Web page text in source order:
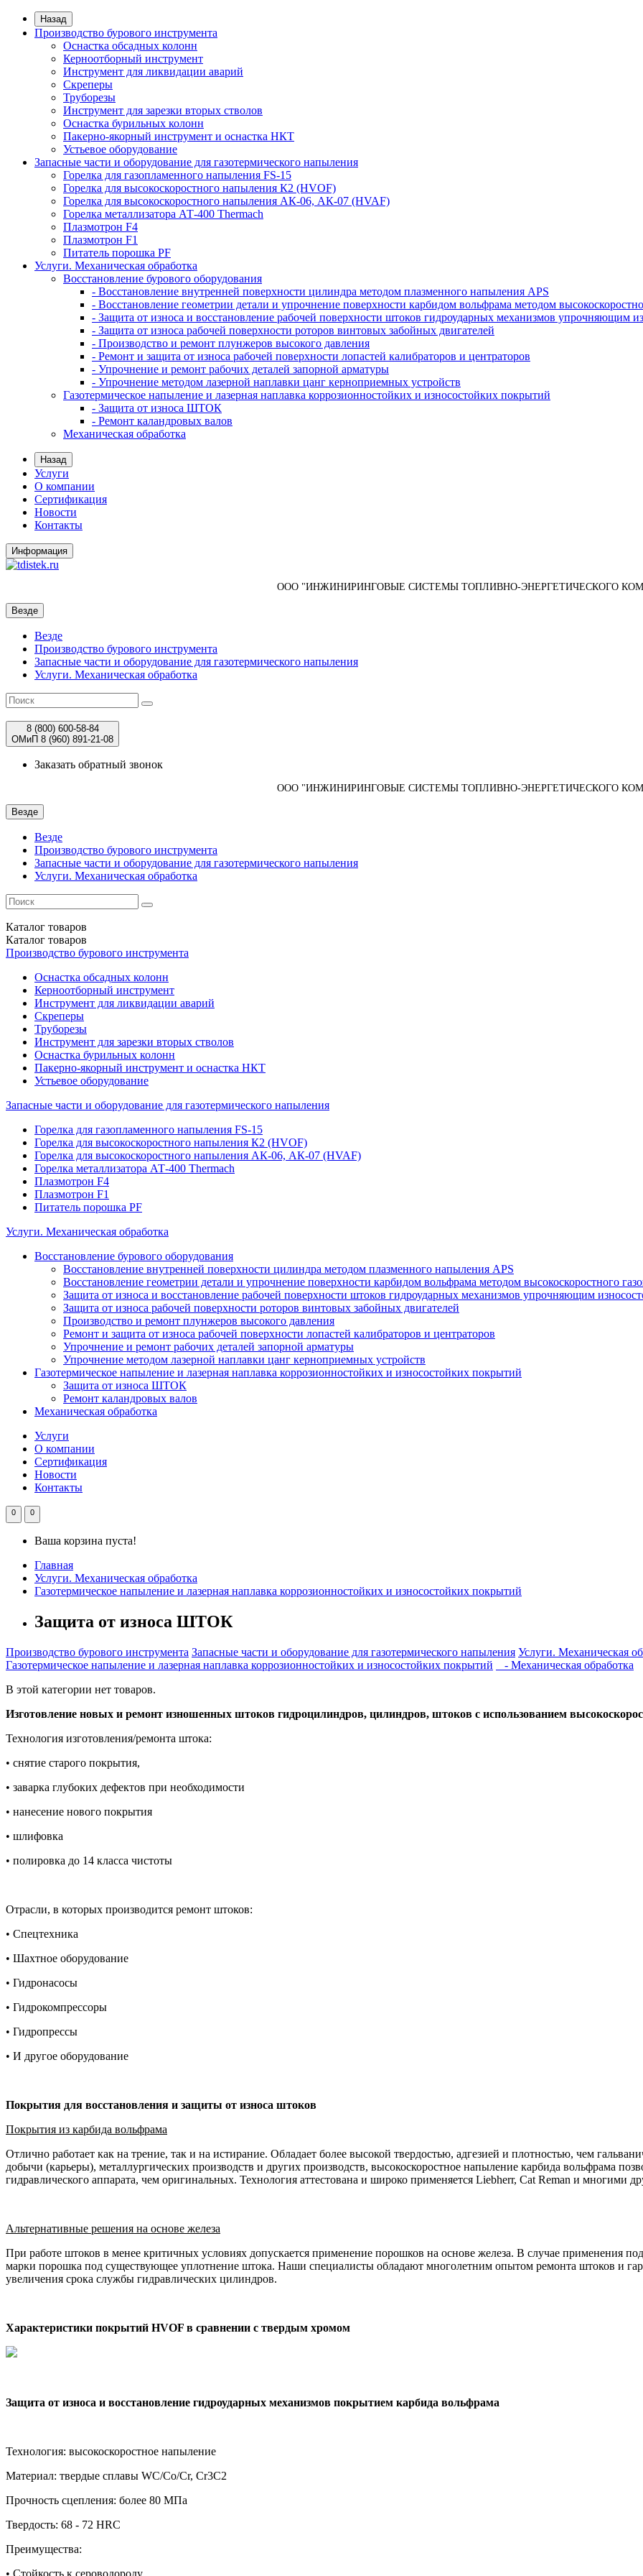
Назад
Производство бурового инструмента
Оснастка обсадных колонн
Керноотборный инструмент
Инструмент для ликвидации аварий
Скреперы
Труборезы
Инструмент для зарезки вторых стволов
Оснастка бурильных колонн
Пакерно-якорный инструмент и оснастка НКТ
Устьевое оборудование
Запасные части и оборудование для газотермического напыления
Горелка для газопламенного напыления FS-15
Горелка для высокоскоростного напыления К2 (HVOF)
Горелка для высокоскоростного напыления АК-06, АК-07 (HVAF)
Горелка металлизатора АТ-400 Thermach
Плазмотрон F4
Плазмотрон F1
Питатель порошка PF
Услуги. Механическая обработка
Восстановление бурового оборудования
- Восстановление внутренней поверхности цилиндра методом плазменного напыления APS
- Восстановление геометрии детали и упрочнение поверхности карбидом вольфрама методом
- Защита от износа и восстановление рабочей поверхности штоков гидроударных механизмов упрочняющим
- Защита от износа рабочей поверхности роторов винтовых забойных двигателей
- Производство и ремонт плунжеров высокого давления
- Ремонт и защита от износа рабочей поверхности лопастей калибраторов и центраторов
- Упрочнение и ремонт рабочих деталей запорной арматуры
- Упрочнение методом лазерной наплавки цанг керноприемных устройств
Газотермическое напыление и лазерная наплавка коррозионностойких и износостойких покрытий
- Защита от износа ШТОК
- Ремонт каландровых валов
Механическая обработка
Назад
Услуги
О компании
Сертификация
Новости
Контакты
Информация
ООО "ИНЖИНИРИНГОВЫЕ СИСТЕМЫ ТОПЛИВНО-ЭНЕРГЕТИЧЕСКОГО
Везде
Везде
Производство бурового инструмента
Запасные части и оборудование для газотермического напыления
Услуги. Механическая обработка
8 (800) 600-58-84
ОМиП 8 (960) 891-21-08
Заказать обратный звонок
ООО "ИНЖИНИРИНГОВЫЕ СИСТЕМЫ ТОПЛИВНО-ЭНЕРГЕТИЧЕСКОГО
Везде
Везде
Производство бурового инструмента
Запасные части и оборудование для газотермического напыления
Услуги. Механическая обработка
Каталог товаров
Каталог товаров
Производство бурового инструмента
Оснастка обсадных колонн
Керноотборный инструмент
Инструмент для ликвидации аварий
Скреперы
Труборезы
Инструмент для зарезки вторых стволов
Оснастка бурильных колонн
Пакерно-якорный инструмент и оснастка НКТ
Устьевое оборудование
Запасные части и оборудование для газотермического напыления
Горелка для газопламенного напыления FS-15
Горелка для высокоскоростного напыления К2 (HVOF)
Горелка для высокоскоростного напыления АК-06, АК-07 (HVAF)
Горелка металлизатора АТ-400 Thermach
Плазмотрон F4
Плазмотрон F1
Питатель порошка PF
Услуги. Механическая обработка
Восстановление бурового оборудования
Восстановление внутренней поверхности цилиндра методом плазменного напыления APS
Восстановление геометрии детали и упрочнение поверхности карбидом вольфрама методом высокоскоростного
Защита от износа и восстановление рабочей поверхности штоков гидроударных механизмов упрочняющим
Защита от износа рабочей поверхности роторов винтовых забойных двигателей
Производство и ремонт плунжеров высокого давления
Ремонт и защита от износа рабочей поверхности лопастей калибраторов и центраторов
Упрочнение и ремонт рабочих деталей запорной арматуры
Упрочнение методом лазерной наплавки цанг керноприемных устройств
Газотермическое напыление и лазерная наплавка коррозионностойких и износостойких покрытий
Защита от износа ШТОК
Ремонт каландровых валов
Механическая обработка
Услуги
О компании
Сертификация
Новости
Контакты
0 0
Ваша корзина пуста!
Главная
Услуги. Механическая обработка
Газотермическое напыление и лазерная наплавка коррозионностойких и износостойких покрытий
Защита от износа ШТОК
Производство бурового инструмента Запасные части и оборудование для газотермического напыления Услуги. Механическая
Газотермическое напыление и лазерная наплавка коррозионностойких и износостойких покрытий
- Механическая обработка
В этой категории нет товаров.
Изготовление новых и ремонт изношенных штоков гидроцилиндров, цилиндров, штоков с использованием
Технология изготовления/ремонта штока:
• снятие старого покрытия,
• заварка глубоких дефектов при необходимости
• нанесение нового покрытия
• шлифовка
• полировка до 14 класса чистоты
Отрасли, в которых производится ремонт штоков:
• Спецтехника
• Шахтное оборудование
• Гидронасосы
• Гидрокомпрессоры
• Гидропрессы
• И другое оборудование
Покрытия для восстановления и защиты от износа штоков
Покрытия из карбида вольфрама
Отлично работает как на трение, так и на истирание. Обладает более высокой твердостью, адгезией и плотностью, чем
добычи (карьеры), металлургических производств и других производств, высокоскоростное напыление карбида вольфрама
гидравлического аппарата, чем оригинальных. Технология аттестована и широко применяется Liebherr, Cat Reman и многими
Альтернативные решения на основе железа
При работе штоков в менее критичных условиях допускается применение порошков на основе железа. В случае применения
марки порошка под существующее уплотнение штока. Наши специалисты обладают многолетним опытом ремонта штоков и
увеличения срока службы гидравлических цилиндров.
Характеристики покрытий HVOF в сравнении с твердым хромом
Защита от износа и восстановление гидроударных механизмов покрытием карбида вольфрама
Технология: высокоскоростное напыление
Материал: твердые сплавы WC/Co/Cr, Сr3С2
Прочность сцепления: более 80 МПа
Твердость: 68 - 72 HRC
Преимущества:
• Стойкость к сероводороду